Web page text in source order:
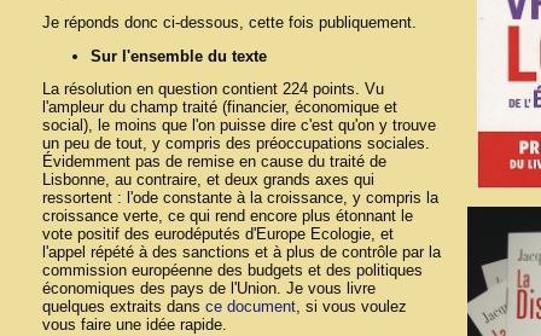
Je réponds donc ci-dessous, cette fois publiquement.
Sur l'ensemble du texte
La résolution en question contient 224 points. Vu
l'ampleur du champ traité (financier, économique et
social), le moins que l'on puisse dire c'est qu'on y trouve
un peu de tout, y compris des préoccupations sociales.
Évidemment pas de remise en cause du traité de
Lisbonne, au contraire, et deux grands axes qui
ressortent : l'ode constante à la croissance, y compris la
croissance verte, ce qui rend encore plus étonnant le
vote positif des eurodéputés d'Europe Ecologie, et
l'appel répété à des sanctions et à plus de contrôle par la
commission européenne des budgets et des politiques
économiques des pays de l'Union. Je vous livre
quelques extraits dans ce document, si vous voulez
vous faire une idée rapide.